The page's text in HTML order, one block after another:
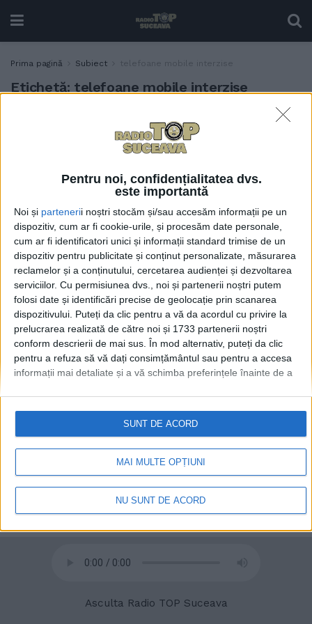
Pentru noi, confidențialitatea dvs.
este importantă
Noi și partenerii noștri stocăm și/sau accesăm informații pe un
dispozitiv, cum ar fi cookie-urile, și procesăm date personale,
cum ar fi identificatori unici și informații standard trimise de un
dispozitiv pentru publicitate și conținut personalizate, măsurarea
reclamelor și a conținutului, cercetarea audienței și dezvoltarea
serviciilor. Cu permisiunea dvs., noi și partenerii noștri putem
folosi date și identificări precise de geolocație prin scanarea
dispozitivului. Puteți da clic pentru a vă da acordul cu privire la
prelucrarea realizată de către noi și 1733 partenerii noștri
conform descrierii de mai sus. În mod alternativ, puteți da clic
pentru a refuza să vă dați consimțământul sau pentru a accesa
informații mai detaliate și a vă schimba preferințele înainte de a
retrageți consimțământul în orice moment, revenind la acest site
și făcând clic pe butonul "Confidențialitate" din partea de jos a
paginii web.
MAI MULTE OPȚIUNI
NU SUNT DE ACORD
SUNT DE ACORD
Prima pagină Subiect telefoane mobile interzise
Etichetă: telefoane mobile interzise
Psihologa Doina Schipor,
despre dezbaterea din
Marea Britanie privind
mobile pentru copii și
adolescenții de pînă la 16
ani: Ar fi prea mult. Însă, o
atenție mai mare asupra a
ceea ce se întîmplă pe
rețelele de socializare ar
trebui
5 APRILIE, 2025
Radio TOP Suceava 104 FM
Asculta Radio TOP Suceava